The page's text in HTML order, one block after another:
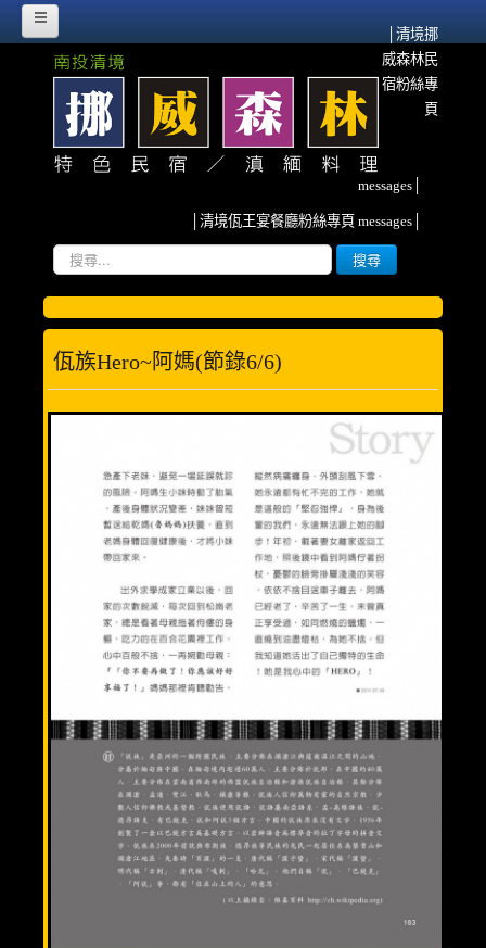
│清境挪
威森林民
宿粉絲專
頁
messages│
│清境佤王宴餐廳粉絲專頁 messages│
搜
尋...
搜尋
HOME
挪威故事
挪威森林的源起
紀念佤族HERO~阿媽
挪威臉書散記
森林寫真
客房介紹
溫馨三人房(3人)
優質親子房(4人)
精緻全家福(6人)
渡假小木屋(6人)
週邊景點
佤族hero~阿媽(節錄6/6)